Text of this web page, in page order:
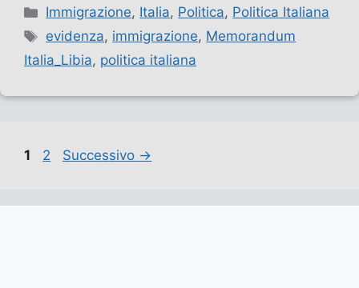
Categorie
Immigrazione, Italia, Politica, Politica Italiana
Tag
evidenza, immigrazione, Memorandum
Italia_Libia, politica italiana
Pagina
1 Pagina
2 Successivo →